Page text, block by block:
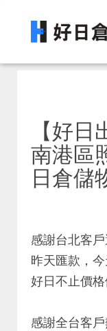
【好
南港區
日倉儲
感謝台北客
昨天匯款，
好日不止價
感謝全台客